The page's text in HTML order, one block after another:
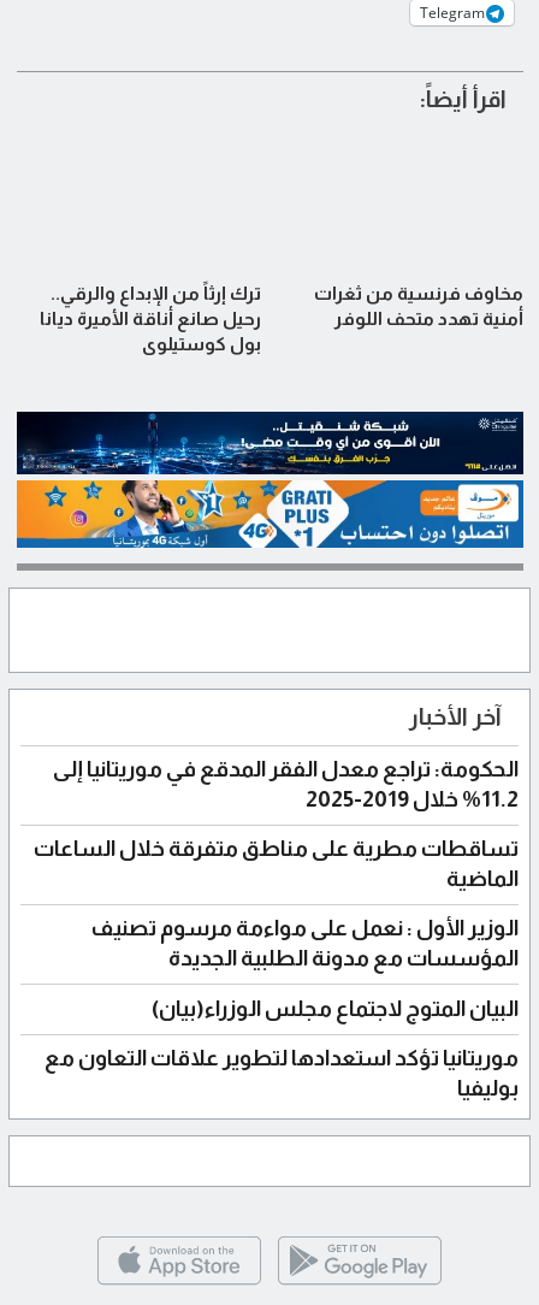
Telegram
اقرأ أيضاً:
مخاوف فرنسية من ثغرات
أمنية تهدد متحف اللوفر
ترك إرثاً من الإبداع والرقي..
رحيل صانع أناقة الأميرة ديانا
بول كوستيلوي
آخر الأخبار
الحكومة: تراجع معدل الفقر المدقع في موريتانيا إلى
11.2% خلال 2019-2025
تساقطات مطرية على مناطق متفرقة خلال الساعات
الماضية
الوزير الأول : نعمل على مواءمة مرسوم تصنيف
المؤسسات مع مدونة الطلبية الجديدة
البيان المتوج لاجتماع مجلس الوزراء(بيان)
موريتانيا تؤكد استعدادها لتطوير علاقات التعاون مع
بوليفيا